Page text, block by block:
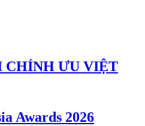
CHÍNH ƯU VIỆT
Awards 2026